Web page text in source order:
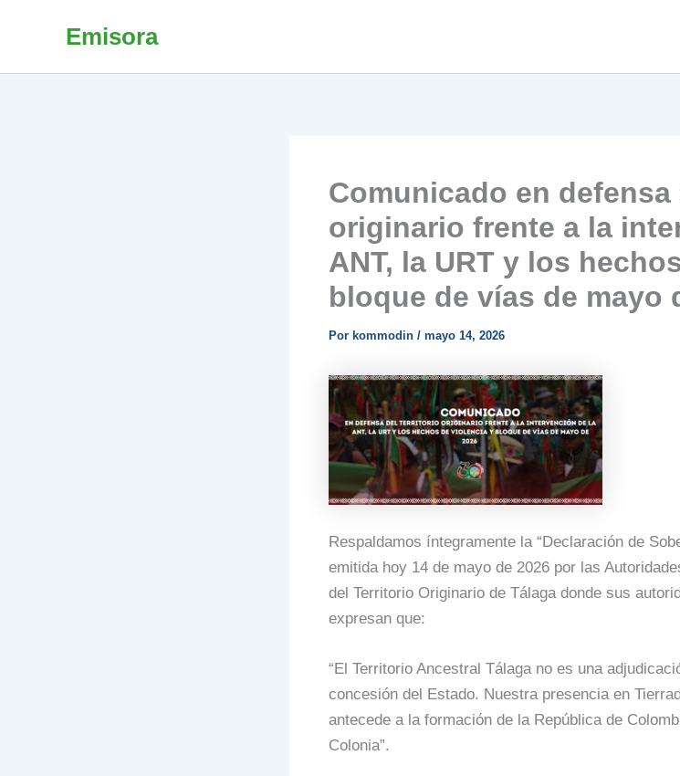
Emisora
Comunicado en
originario frente a la
ANT, la URT y los
bloque de vías de mayo
Por kommodin / mayo 14, 2026
Respaldamos íntegramente la “Declaración de
emitida hoy 14 de mayo de 2026 por las
del Territorio Originario de Tálaga donde sus
expresan que:
“El Territorio Ancestral Tálaga no es una
concesión del Estado. Nuestra presencia en
antecede a la formación de la República de
Colonia”.